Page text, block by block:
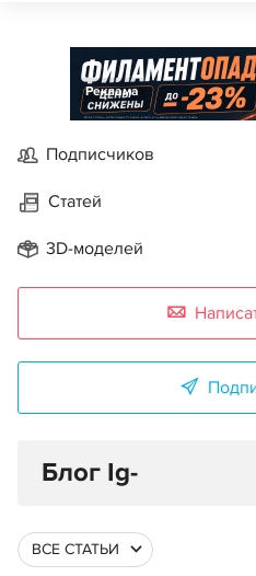
Реклама
Подписчиков
Статей
3D-моделей
Блог Ig-
ВСЕ СТАТЬИ